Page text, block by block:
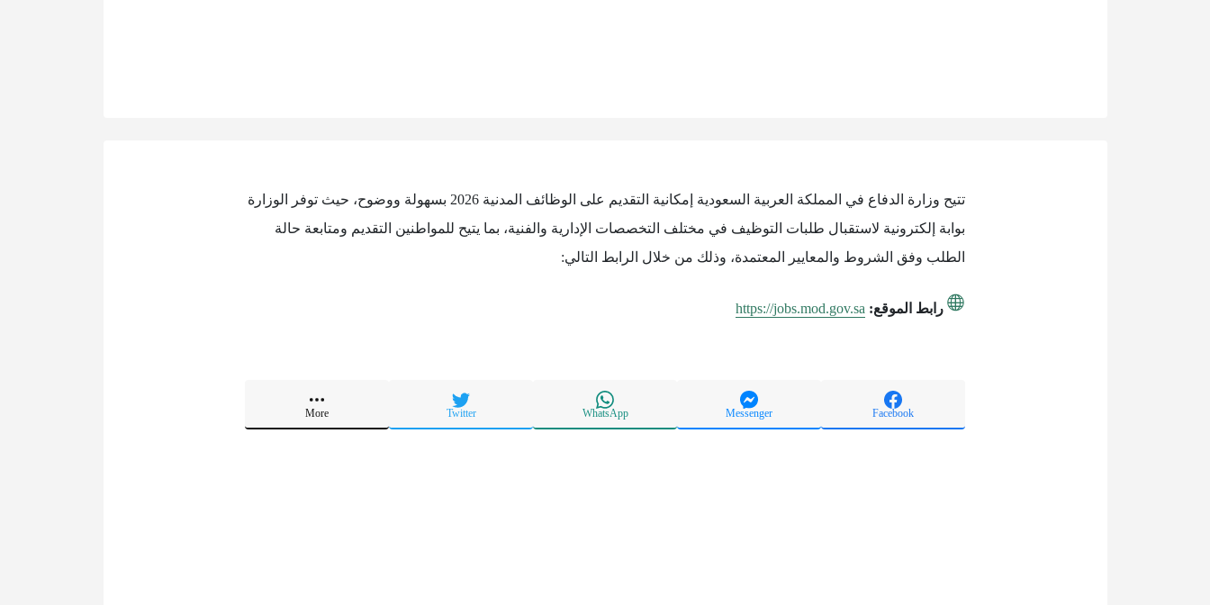
تتيح وزارة الدفاع في المملكة العربية السعودية إمكانية التقديم على الوظائف المدنية 2026 بسهولة ووضوح، حيث توفر الوزارة
بوابة إلكترونية لاستقبال طلبات التوظيف في مختلف التخصصات الإدارية والفنية، بما يتيح للمواطنين التقديم ومتابعة حالة
الطلب وفق الشروط والمعايير المعتمدة، وذلك من خلال الرابط التالي:
رابط الموقع: https://jobs.mod.gov.sa
Facebook
Messenger
WhatsApp
Twitter
More